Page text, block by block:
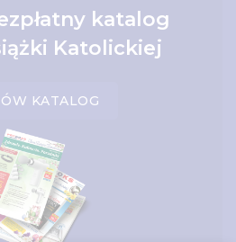
katalog
Katolickiej
KATALOG